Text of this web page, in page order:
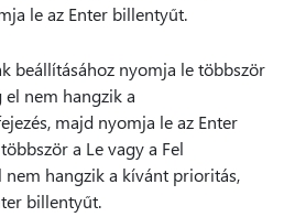
le az Enter billentyűt.
beállításához nyomja le többször
nem hangzik a
majd nyomja le az Enter
a Le vagy a Fel
hangzik a kívánt prioritás,
billentyűt.